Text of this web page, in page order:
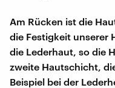
Am Rücken ist die
die Festigkeit unserer
die Lederhaut, so die
zweite Hautschicht,
Beispiel bei der